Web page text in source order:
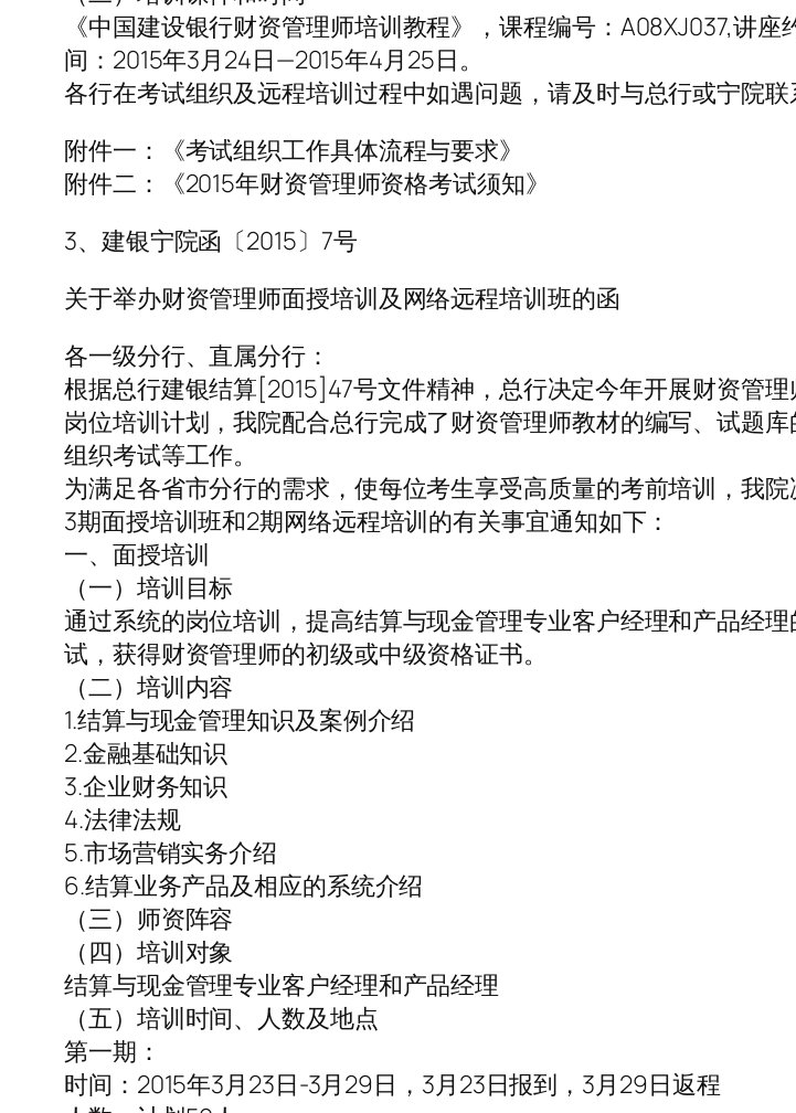
《中国建设银行财资管理师培训教程》，课程编号：A08XJ037,讲
间：2015年3月24日—2015年4月25日。
各行在考试组织及远程培训过程中如遇问题，请及时与总行或宁院联
附件一：《考试组织工作具体流程与要求》
附件二：《2015年财资管理师资格考试须知》
3、建银宁院函〔2015〕7号
关于举办财资管理师面授培训及网络远程培训班的函
各一级分行、直属分行：
根据总行建银结算[2015]47号文件精神，总行决定今年开展财资管
岗位培训计划，我院配合总行完成了财资管理师教材的编写、试题
组织考试等工作。
为满足各省市分行的需求，使每位考生享受高质量的考前培训，我
3期面授培训班和2期网络远程培训的有关事宜通知如下：
一、面授培训
（一）培训目标
通过系统的岗位培训，提高结算与现金管理专业客户经理和产品经
试，获得财资管理师的初级或中级资格证书。
（二）培训内容
1.结算与现金管理知识及案例介绍
2.金融基础知识
3.企业财务知识
4.法律法规
5.市场营销实务介绍
6.结算业务产品及相应的系统介绍
（三）师资阵容
（四）培训对象
结算与现金管理专业客户经理和产品经理
（五）培训时间、人数及地点
第一期：
时间：2015年3月23日-3月29日，3月23日报到，3月29日返程